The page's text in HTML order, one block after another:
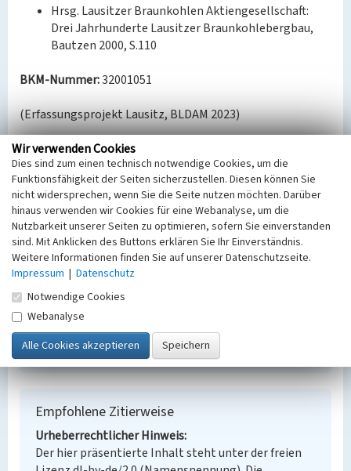
Hrsg. Lausitzer Braunkohlen Aktiengesellschaft:
Drei Jahrhunderte Lausitzer Braunkohlebergbau,
Bautzen 2000, S.110
BKM-Nummer:32001051
(Erfassungsprojekt Lausitz, BLDAM 2023)
Grube Hellda
Schlagwörter
Bergwerk
Ort
Lichterfeld
Fachsicht(en)
Denkmalpflege
Erfassungsmaßstab
Keine Angabe
Erfassungsmethode
Übernahme aus externer Fachdatenbank
Empfohlene Zitierweise
Urheberrechtlicher Hinweis
Der hier präsentierte Inhalt steht unter der freien
Wir verwenden Cookies
Dies sind zum einen technisch notwendige Cookies, um die
Funktionsfähigkeit der Seiten sicherzustellen. Diesen können Sie
nicht widersprechen, wenn Sie die Seite nutzen möchten. Darüber
hinaus verwenden wir Cookies für eine Webanalyse, um die
Nutzbarkeit unserer Seiten zu optimieren, sofern Sie einverstanden
sind. Mit Anklicken des Buttons erklären Sie Ihr Einverständnis.
Weitere Informationen finden Sie auf unserer Datenschutzseite.
Impressum | Datenschutz
Notwendige Cookies
Webanalyse